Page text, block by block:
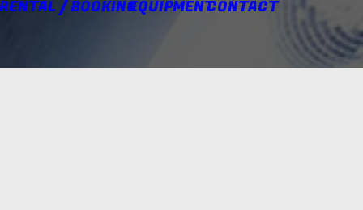
/ BOOKINGEQUIPMENTCONTACT